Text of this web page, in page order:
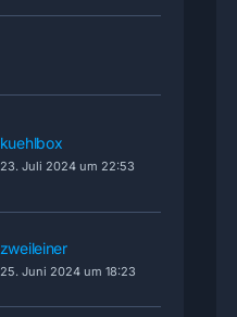
kuehlbox
23. Juli 2024 um 22:53
zweileiner
25. Juni 2024 um 18:23